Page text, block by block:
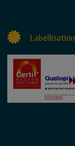
Labellisation